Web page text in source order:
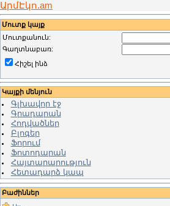
ԱրմԷկո.am
Մուտք կայք
Մուտքանուն:
Գաղտնաբառ:
Հիշել ինձ
Կայքի մենյուն
Գլխավոր էջ
Գրադարան
Հոդվածներ
Բլոգեր
Ֆորում
Ֆոտոդարան
Հայտարարություն
Հետադարձ կապ
Բաժիններ